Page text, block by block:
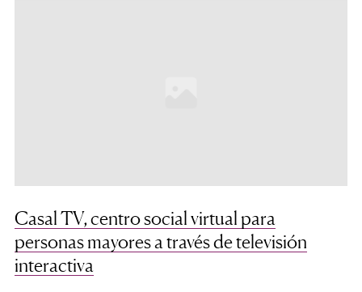
Casal TV, centro social virtual para
personas mayores a través de televisión
interactiva